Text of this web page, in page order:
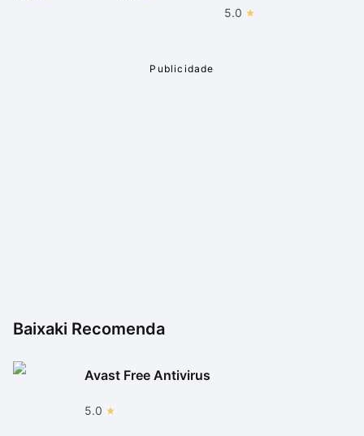
5.0
Baixaki Recomenda
Avast Free Antivirus
5.0